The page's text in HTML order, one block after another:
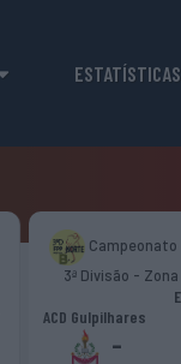
ESTATÍSTICAS
Campeonato
3ª Divisão - Zona
ACD Gulpilhares
-